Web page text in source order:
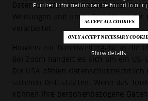
Further information can be found in our
Show details
Daten unserer Websitebesucher nur
Weisungen und unter Einhaltung der
verarbeitet.
Hinweis zur Datenweitergabe in die
Bei Zoom handelt es sich um ein US-
Die USA zählen datenschutzrechtlich
sicheren Drittstaaten. Wenn das
können Ihre personenbezogene